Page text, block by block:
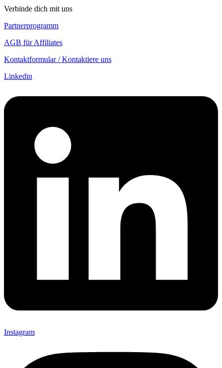
Verbinde dich mit uns
Partnerprogramm
AGB für Affiliates
Kontaktformular / Kontaktiere uns
Linkedin
Instagram